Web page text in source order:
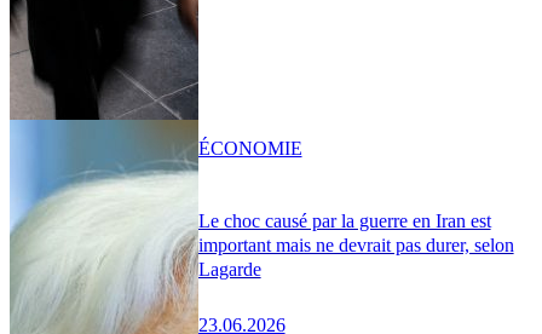
Le choc causé par la guerre en Iran est
important mais ne devrait pas durer, selon
Lagarde
23.06.2026
ÉCONOMIE